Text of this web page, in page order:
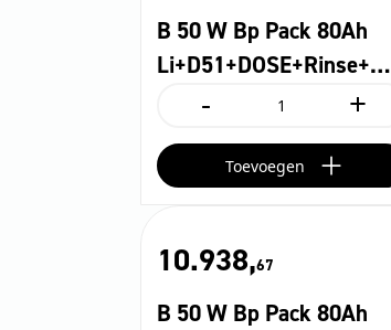
B 50 W Bp Pack 80Ah
Li+D51+DOSE+Rinse+…
-
W
Pack
aantal
+
Toevoegen
10.938,67
B 50 W Bp Pack 80Ah